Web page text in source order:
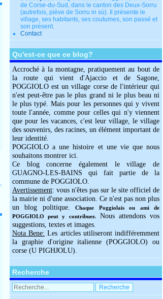
de Corse-du-Sud, dans le canton des Deux-Sorru
(autrefois, piève de Sorru in sù). Il présente le
village, ses habitants, ses coutumes, son passé et
son présent.
Contact
Qu'est-ce que ce blog?
Accroché à la montagne, pratiquement au bout de
la route qui vient d'Ajaccio et de Sagone,
POGGIOLO est un village corse de l'intérieur qui
n'est peut-être pas le plus grand ni le plus beau ni
le plus typé. Mais pour les personnes qui y vivent
toute l'année, comme pour celles qui n'y viennent
que pour les vacances, c'est leur village, le village
des souvenirs, des racines, un élément important de
leur identité.
POGGIOLO a une histoire et une vie que nous
souhaitons montrer ici.
Ce blog concerne également le village de
GUAGNO-LES-BAINS qui fait partie de la
commune de POGGIOLO.
Avertissement: vous n'êtes pas sur le site officiel de
la mairie ni d'une association. Ce n'est pas non plus
un blog politique.Chaque Poggiolais ou ami de
POGGIOLO peut y contribuer.Nous attendons vos
suggestions, textes et images.
Nota Bene: Les articles utiliseront indifféremment
la graphie d'origine italienne (POGGIOLO) ou
corse (U PIGHJOLU).
Recherche